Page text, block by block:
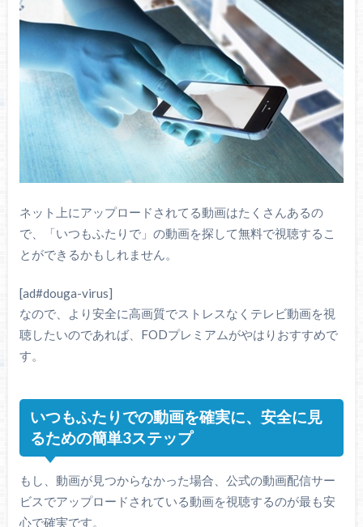
ネット上にアップロードされてる動画はたくさんあるの
で、「いつもふたりで」の動画を探して無料で視聴するこ
とができるかもしれません。
[ad#douga-virus]
なので、より安全に高画質でストレスなくテレビ動画を視
聴したいのであれば、FODプレミアムがやはりおすすめで
す。
いつもふたりでの動画を確実に、安全に見
るための簡単3ステップ
もし、動画が見つからなかった場合、公式の動画配信サー
ビスでアップロードされている動画を視聴するのが最も安
心で確実です。